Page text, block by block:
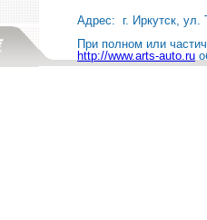
Адрес: г. Иркутск, ул.
При полном или
http://www.arts-auto.ru